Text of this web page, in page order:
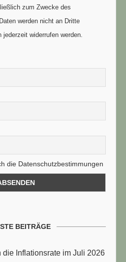
zum Zwecke des
werden nicht an Dritte
jederzeit widerrufen werden.
die Datenschutzbestimmungen
BEITRÄGE
die Inflationsrate im Juli 2026